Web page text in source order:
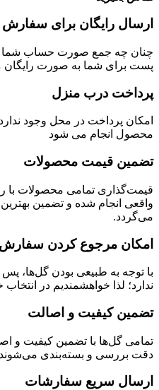
ارسال رایگان برای سفارش های
پست برای شما به صورت رایگان
پرداخت درب منزل
امکان پرداخت در محل وجود
محصول انجام می شود
تضمین قیمت محصولات
قیمت‌گذاری تمامی محصولات با
واقعی انجام شده و تضمین
می‌گردد.
امکان مرجوع کردن سفارش
با توجه به طبیعی بودن گل‌ها،
ندارد؛ لذا خواهشمندیم در
تضمین کیفیت و اصالت
تمامی گل‌ها با تضمین کیفیت و
دقت بررسی و بسته‌بندی
ارسال سریع سفارشات